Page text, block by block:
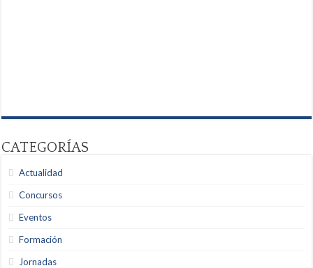
CATEGORÍAS
Actualidad
Concursos
Eventos
Formación
Jornadas